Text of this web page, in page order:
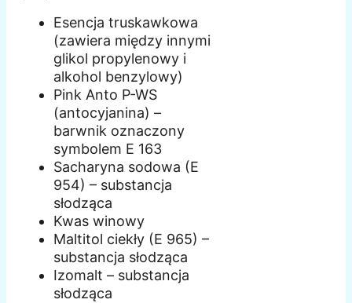
Esencja truskawkowa
(zawiera między innymi
glikol propylenowy i
alkohol benzylowy)
Pink Anto P-WS
(antocyjanina) –
barwnik oznaczony
symbolem E 163
Sacharyna sodowa (E
954) – substancja
słodząca
Kwas winowy
Maltitol ciekły (E 965) –
substancja słodząca
Izomalt – substancja
słodząca